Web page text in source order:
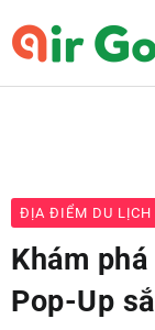
ĐỊA ĐIỂM DU LỊCH
Khám
Pop-Up